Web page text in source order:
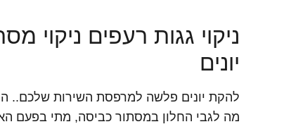
ניקוי גגות רעפים ניקוי
יונים
להקת יונים פלשה למרפסת השירות שלכם..
מה לגבי החלון במסתור כביסה, מתי בפעם